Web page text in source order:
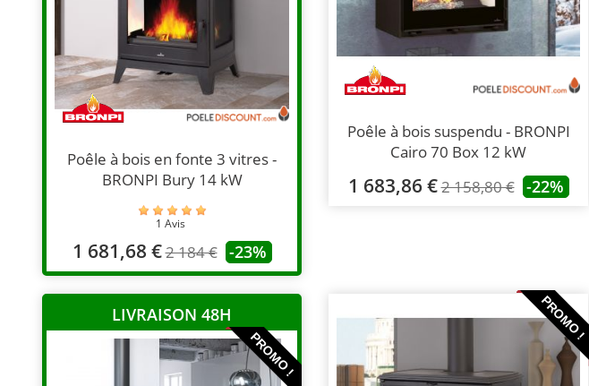
Poêle à bois en fonte 3 vitres -
BRONPI Bury 14 kW
1 Avis
1 681,68 €2 184 € -23%
Poêle à bois suspendu - BRONPI
Cairo 70 Box 12 kW
1 683,86 €2 158,80 € -22%
LIVRAISON 48H
PROMO !
PROMO !